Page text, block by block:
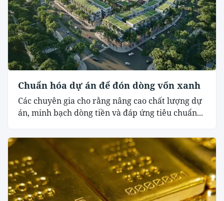
Chuẩn hóa dự án để đón dòng vốn xanh
Các chuyên gia cho rằng nâng cao chất lượng dự
án, minh bạch dòng tiền và đáp ứng tiêu chuẩn...